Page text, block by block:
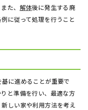
た、 解体後に発生する廃
に従って処理を行うこと
に進めることが重要で
と準備を行い、最適な方
しい家や利用方法を考え